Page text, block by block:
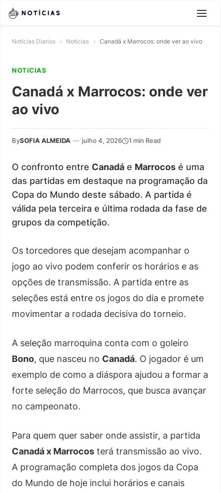
Notícias Diarios » Notícias » Canadá x Marrocos: onde ver ao vivo
NOTíCIAS
Canadá x Marrocos: onde ver
ao vivo
BySOFIA ALMEIDA — julho 4, 2026 1 min Read
O confronto entre Canadá e Marrocos é uma
das partidas em destaque na programação da
Copa do Mundo deste sábado. A partida é
válida pela terceira e última rodada da fase de
grupos da competição.
Os torcedores que desejam acompanhar o
jogo ao vivo podem conferir os horários e as
opções de transmissão. A partida entre as
seleções está entre os jogos do dia e promete
movimentar a rodada decisiva do torneio.
A seleção marroquina conta com o goleiro
Bono, que nasceu no Canadá. O jogador é um
exemplo de como a diáspora ajudou a formar a
forte seleção do Marrocos, que busca avançar
no campeonato.
Para quem quer saber onde assistir, a partida
Canadá x Marrocos terá transmissão ao vivo.
A programação completa dos jogos da Copa
do Mundo de hoje inclui horários e canais